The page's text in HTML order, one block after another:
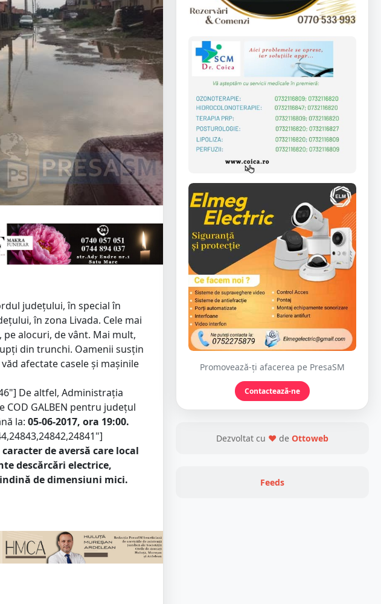
județului, în special în
în zona Livada. Cele mai
alocuri, de vânt. Mai mult,
din trunchi. Oamenii susțin
afectate casele și mașinile
De altfel, Administrația
GALBEN pentru județul
la: 05-06-2017, ora 19:00.
de aversă care local
descărcări electrice,
de dimensiuni mici.
Promovează-ți afacerea pe PresaSM
Contactează-ne
Dezvoltat cu ❤ de Ottoweb
Feeds